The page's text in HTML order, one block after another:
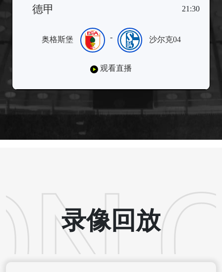
德甲 21:30
奥格斯堡 - 沙尔克04
观看直播
录像回放